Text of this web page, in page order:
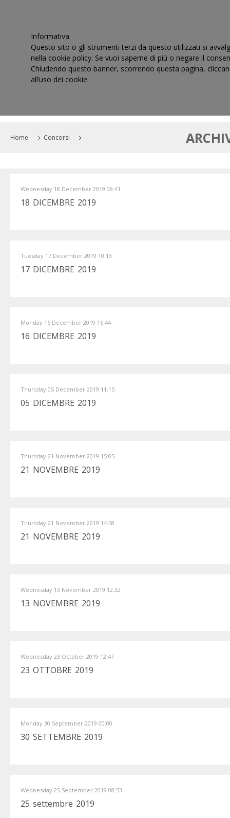
Home Concorsi
Wednesday 18 December 2019 08:41
18 DICEMBRE 2019
Tuesday 17 December 2019 10:13
17 DICEMBRE 2019
Monday 16 December 2019 16:44
16 DICEMBRE 2019
Thursday 05 December 2019 11:15
05 DICEMBRE 2019
Thursday 21 November 2019 15:05
21 NOVEMBRE 2019
Thursday 21 November 2019 14:58
21 NOVEMBRE 2019
Wednesday 13 November 2019 12:32
13 NOVEMBRE 2019
Wednesday 23 October 2019 12:47
23 OTTOBRE 2019
Monday 30 September 2019 00:00
30 SETTEMBRE 2019
Wednesday 25 September 2019 08:53
25 settembre 2019
Informativa
Questo sito o gli strumenti terzi da questo utilizzati si
nella cookie policy. Se vuoi saperne di più o negare il
Chiudendo questo banner, scorrendo questa pagina,
all’uso dei cookie.